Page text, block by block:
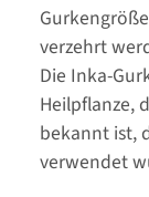
verzehrt
Die Inka-
Heilpflanze,
bekannt ist,
verwendet